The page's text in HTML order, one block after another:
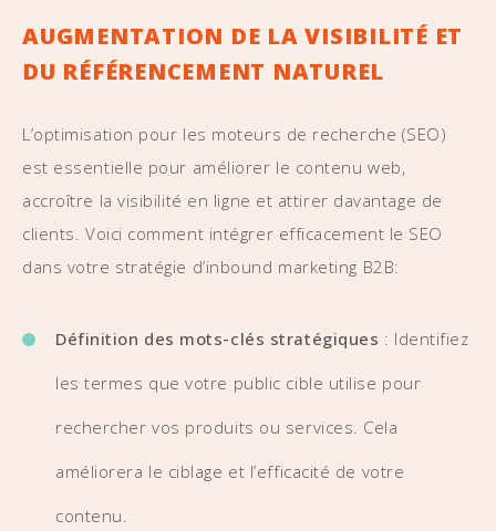
AUGMENTATION DE LA VISIBILITÉ ET
DU RÉFÉRENCEMENT NATUREL
L’optimisation pour les moteurs de recherche (SEO)
est essentielle pour améliorer le contenu web,
accroître la visibilité en ligne et attirer davantage de
clients. Voici comment intégrer efficacement le SEO
dans votre stratégie d’inbound marketing B2B:
Définition des mots-clés stratégiques : Identifiez
les termes que votre public cible utilise pour
rechercher vos produits ou services. Cela
améliorera le ciblage et l’efficacité de votre
contenu.